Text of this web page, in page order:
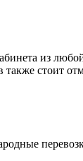
из
стоит